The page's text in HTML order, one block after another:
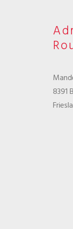
8391